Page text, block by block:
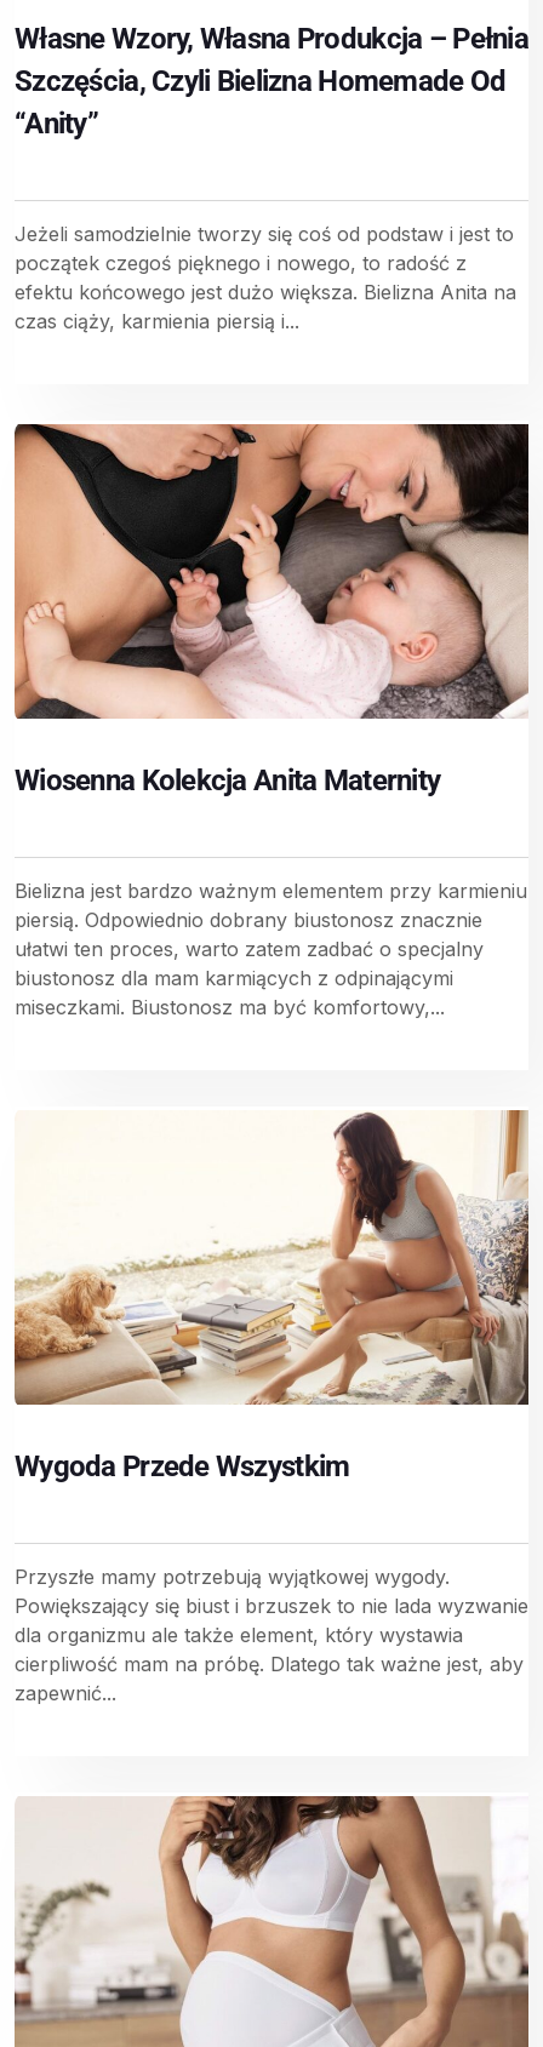
Własne Wzory, Własna Produkcja – Pełnia
Szczęścia, Czyli Bielizna Homemade Od
“Anity”
Jeżeli samodzielnie tworzy się coś od podstaw i jest to
początek czegoś pięknego i nowego, to radość z
efektu końcowego jest dużo większa. Bielizna Anita na
czas ciąży, karmienia piersią i...
Wiosenna Kolekcja Anita Maternity
Bielizna jest bardzo ważnym elementem przy karmieniu
piersią. Odpowiednio dobrany biustonosz znacznie
ułatwi ten proces, warto zatem zadbać o specjalny
biustonosz dla mam karmiących z odpinającymi
miseczkami. Biustonosz ma być komfortowy,...
Wygoda Przede Wszystkim
Przyszłe mamy potrzebują wyjątkowej wygody.
Powiększający się biust i brzuszek to nie lada wyzwanie
dla organizmu ale także element, który wystawia
cierpliwość mam na próbę. Dlatego tak ważne jest, aby
zapewnić...